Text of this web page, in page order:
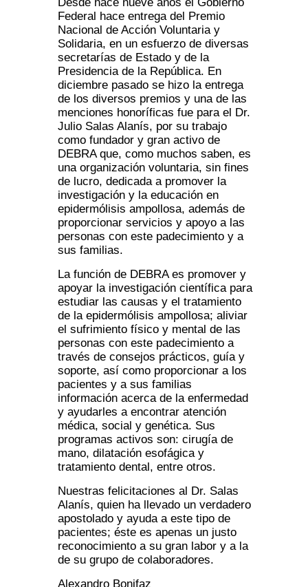
Desde hace nueve años el Gobierno
Federal hace entrega del Premio
Nacional de Acción Voluntaria y
Solidaria, en un esfuerzo de diversas
secretarías de Estado y de la
Presidencia de la República. En
diciembre pasado se hizo la entrega
de los diversos premios y una de las
menciones honoríficas fue para el Dr.
Julio Salas Alanís, por su trabajo
como fundador y gran activo de
DEBRA que, como muchos saben, es
una organización voluntaria, sin fines
de lucro, dedicada a promover la
investigación y la educación en
epidermólisis ampollosa, además de
proporcionar servicios y apoyo a las
personas con este padecimiento y a
sus familias.
La función de DEBRA es promover y
apoyar la investigación científica para
estudiar las causas y el tratamiento
de la epidermólisis ampollosa; aliviar
el sufrimiento físico y mental de las
personas con este padecimiento a
través de consejos prácticos, guía y
soporte, así como proporcionar a los
pacientes y a sus familias
información acerca de la enfermedad
y ayudarles a encontrar atención
médica, social y genética. Sus
programas activos son: cirugía de
mano, dilatación esofágica y
tratamiento dental, entre otros.
Nuestras felicitaciones al Dr. Salas
Alanís, quien ha llevado un verdadero
apostolado y ayuda a este tipo de
pacientes; éste es apenas un justo
reconocimiento a su gran labor y a la
de su grupo de colaboradores.
Alexandro Bonifaz